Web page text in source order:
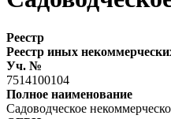
Реестр
Реестр иных
Уч. №
7514100104
Полное наименование
Садоводческое